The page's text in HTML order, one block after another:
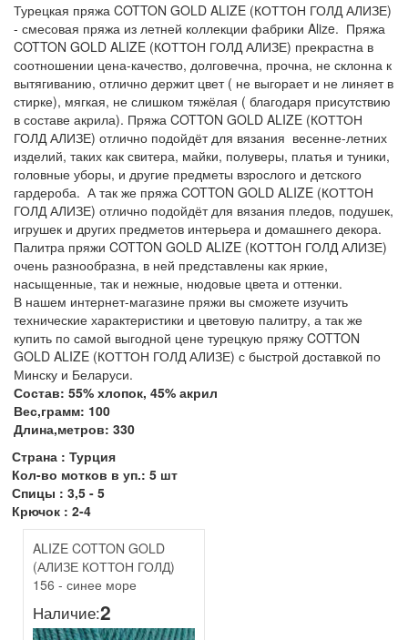
Турецкая пряжа COTTON GOLD ALIZE (КОТТОН ГОЛД АЛИЗЕ)
- смесовая пряжа из летней коллекции фабрики Alize. Пряжа
COTTON GOLD ALIZE (КОТТОН ГОЛД АЛИЗЕ) прекрастна в
соотношении цена-качество, долговечна, прочна, не склонна к
вытягиванию, отлично держит цвет ( не выгорает и не линяет в
стирке), мягкая, не слишком тяжёлая ( благодаря присутствию
в составе акрила). Пряжа COTTON GOLD ALIZE (КОТТОН
ГОЛД АЛИЗЕ) отлично подойдёт для вязания весенне-летних
изделий, таких как свитера, майки, полуверы, платья и туники,
головные уборы, и другие предметы взрослого и детского
гардероба. А так же пряжа COTTON GOLD ALIZE (КОТТОН
ГОЛД АЛИЗЕ) отлично подойдёт для вязания пледов, подушек,
игрушек и других предметов интерьера и домашнего декора.
Палитра пряжи COTTON GOLD ALIZE (КОТТОН ГОЛД АЛИЗЕ)
очень разнообразна, в ней представлены как яркие,
насыщенные, так и нежные, нюдовые цвета и оттенки.
В нашем интернет-магазине пряжи вы сможете изучить
технические характеристики и цветовую палитру, а так же
купить по самой выгодной цене турецкую пряжу COTTON
GOLD ALIZE (КОТТОН ГОЛД АЛИЗЕ) с быстрой доставкой по
Минску и Беларуси.
Состав: 55% хлопок, 45% акрил
Вес,грамм: 100
Длина,метров: 330
Страна : Турция
Кол-во мотков в уп.: 5 шт
Спицы : 3,5 - 5
Крючок : 2-4
ALIZE COTTON GOLD
(АЛИЗЕ КОТТОН ГОЛД)
156 - синее море
Наличие:2